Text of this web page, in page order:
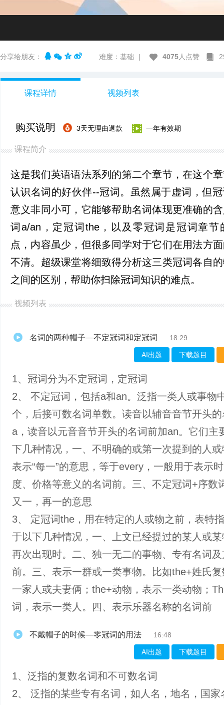
分享给朋友： 难度：基础 | 4075人点赞
课程详情 视频列表
购买说明 3天无理由退款 一年有效期
课程简介
这是我们英语语法系列的第二个章节，在这个
认识名词的好伙伴--冠词。虽然属于虚词，但
意义非同小可，它能够帮助名词体现更准确的
词a/an，定冠词the，以及零冠词是冠词章节
点，内容虽少，但很多同学对于它们在用法方
不清。超级课堂将细致得分析这三类冠词各自
之间的区别，帮助你扫除冠词知识的难点。
视频列表
名词的两种帽子—不定冠词和定冠词 18:29
AI出题 下载题目
1、冠词分为不定冠词，定冠词
2、 不定冠词，包括a和an。泛指一类人或事物
个，后接可数名词单数。读音以辅音音节开头
a，读音以元音音节开头的名词前加an。它们主
下几种情况，一、不明确的或第一次提到的人
表示“每一”的意思，等于every，一般用于表示
度、价格等意义的名词前。三、不定冠词+序数
又一，再一的意思
3、 定冠词the，用在特定的人或物之前，表特
于以下几种情况，一、上文已经提过的某人或
再次出现时。二、独一无二的事物、专有名词
前。三、表示一群或一类事物。比如the+姓氏
一家人或夫妻俩；the+动物，表示一类动物；
词，表示一类人。四、表示乐器名称的名词前
不戴帽子的时候—零冠词的用法 16:48
AI出题 下载题目
1、泛指的复数名词和不可数名词
2、 泛指的某些专有名词，如人名，地名，国家